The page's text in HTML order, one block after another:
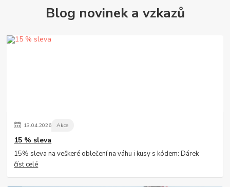
Blog novinek a vzkazů
13.04.2026 Akce
15 % sleva
15% sleva na veškeré oblečení na váhu i kusy s kódem: Dárek
číst celé